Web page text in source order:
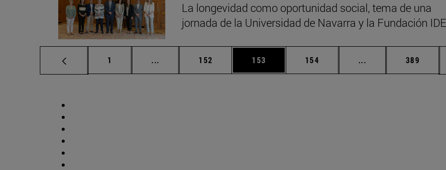
La longevidad como oportunidad social, tema de una
jornada de la Universidad de Navarra y la Fundación
Página
1 ... Páginas intermedias Use TAB para desplazarse.
Página
152 Página
153 Página
154 ... Páginas Página
389